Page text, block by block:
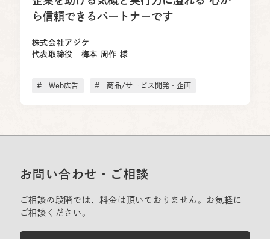
ら信頼できるパートナーです
株式会社アジケ
代表取締役 梅本 周作 様
# Web広告 # 商品/サービス開発・企画
お問い合わせ・ご相談
ご相談の段階では、料金は頂いておりません。お気軽に
ご相談ください。